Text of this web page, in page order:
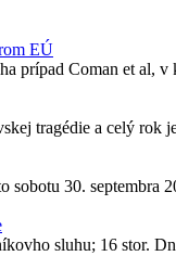
EÚ
prípad Coman et al,
tragédie a celý rok
sobotu 30. septembra
sluhu; 16 stor.